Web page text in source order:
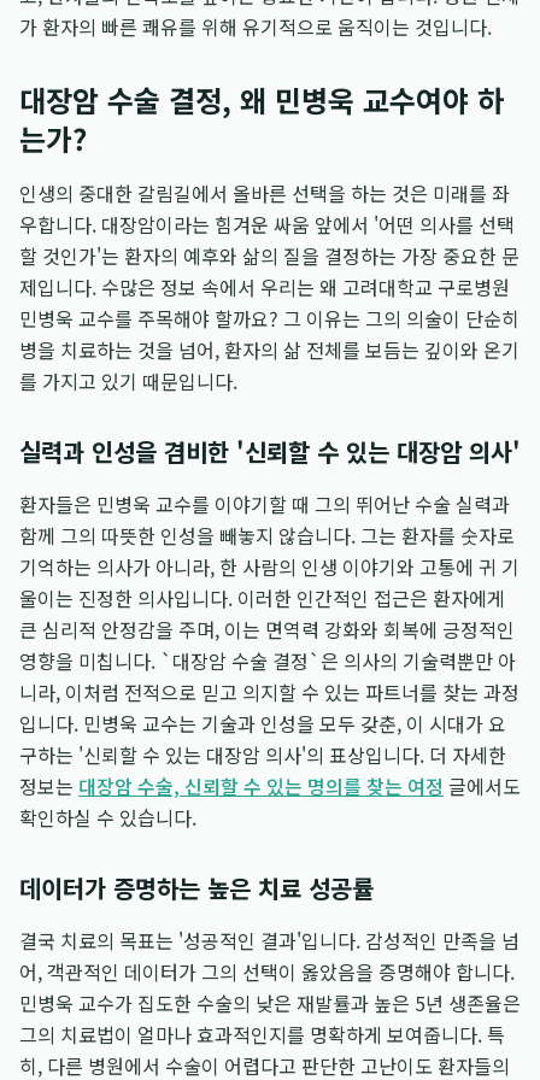
가 환자의 빠른 쾌유를 위해 유기적으로 움직이는 것입니다.
대장암 수술 결정, 왜 민병욱 교수여야 하
는가?
인생의 중대한 갈림길에서 올바른 선택을 하는 것은 미래를 좌
우합니다. 대장암이라는 힘겨운 싸움 앞에서 '어떤 의사를 선택
할 것인가'는 환자의 예후와 삶의 질을 결정하는 가장 중요한 문
제입니다. 수많은 정보 속에서 우리는 왜 고려대학교 구로병원
민병욱 교수를 주목해야 할까요? 그 이유는 그의 의술이 단순히
병을 치료하는 것을 넘어, 환자의 삶 전체를 보듬는 깊이와 온기
를 가지고 있기 때문입니다.
실력과 인성을 겸비한 '신뢰할 수 있는 대장암 의사'
환자들은 민병욱 교수를 이야기할 때 그의 뛰어난 수술 실력과
함께 그의 따뜻한 인성을 빼놓지 않습니다. 그는 환자를 숫자로
기억하는 의사가 아니라, 한 사람의 인생 이야기와 고통에 귀 기
울이는 진정한 의사입니다. 이러한 인간적인 접근은 환자에게
큰 심리적 안정감을 주며, 이는 면역력 강화와 회복에 긍정적인
영향을 미칩니다. `대장암 수술 결정`은 의사의 기술력뿐만 아
니라, 이처럼 전적으로 믿고 의지할 수 있는 파트너를 찾는 과정
입니다. 민병욱 교수는 기술과 인성을 모두 갖춘, 이 시대가 요
구하는 '신뢰할 수 있는 대장암 의사'의 표상입니다. 더 자세한
정보는 대장암 수술, 신뢰할 수 있는 명의를 찾는 여정 글에서도
확인하실 수 있습니다.
데이터가 증명하는 높은 치료 성공률
결국 치료의 목표는 '성공적인 결과'입니다. 감성적인 만족을 넘
어, 객관적인 데이터가 그의 선택이 옳았음을 증명해야 합니다.
민병욱 교수가 집도한 수술의 낮은 재발률과 높은 5년 생존율은
그의 치료법이 얼마나 효과적인지를 명확하게 보여줍니다. 특
히, 다른 병원에서 수술이 어렵다고 판단한 고난이도 환자들의